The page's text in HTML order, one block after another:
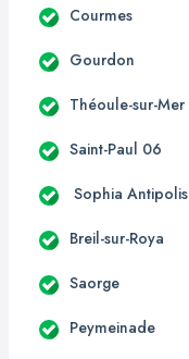
Courmes
Gourdon
Théoule-sur-Mer
Saint-Paul 06
Sophia Antipolis
Breil-sur-Roya
Saorge
Peymeinade